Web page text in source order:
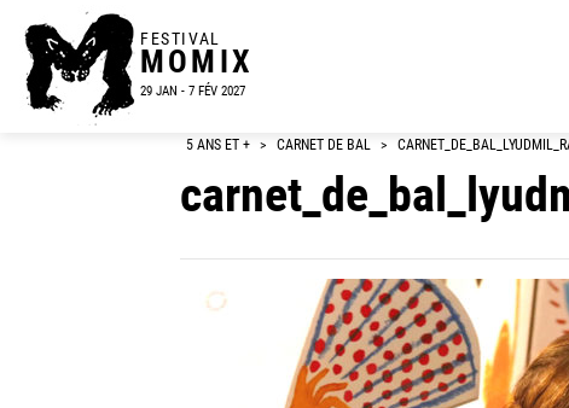
FESTIVAL
MOMIX
29 JAN - 7 FÉV 2027
5 ANS ET + > CARNET DE BAL >